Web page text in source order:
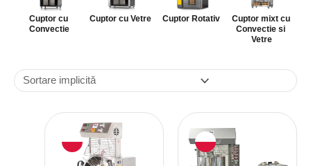
Cuptor cu
Convectie
Cuptor cu Vetre Cuptor Rotativ
Cuptor mixt cu
Convectie si
Vetre